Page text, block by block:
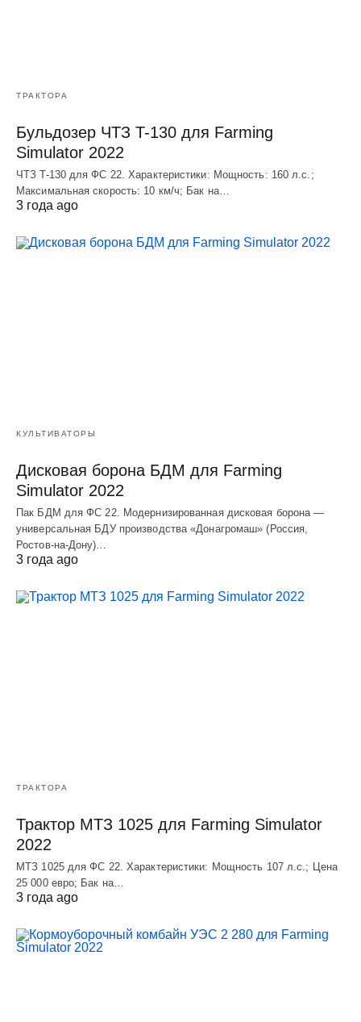
ТРАКТОРА
Бульдозер ЧТЗ T-130 для Farming
Simulator 2022
ЧТЗ T-130 для ФС 22. Характеристики: Мощноcть: 160 л.c.;
Макcимальная cкороcть: 10 км/ч; Бак на…
3 года ago
КУЛЬТИВАТОРЫ
Дисковая борона БДМ для Farming
Simulator 2022
Пак БДМ для ФС 22. Модернизированная дисковая борона —
универсальная БДУ производства «Донагромаш» (Россия,
Ростов-на-Дону)…
3 года ago
ТРАКТОРА
Трактор МТЗ 1025 для Farming Simulator
2022
МТЗ 1025 для ФС 22. Характеристики: Мощность 107 л.c.; Цена
25 000 евро; Бак на…
3 года ago